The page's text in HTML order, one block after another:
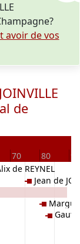
avoir de vos
de
70 80 90
de REYNEL
Jean de